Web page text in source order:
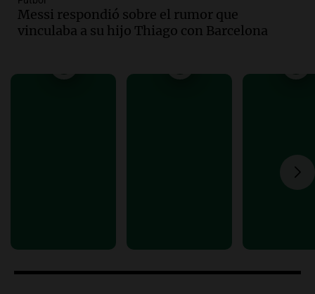
Audio.José Roccuzzo, cortes de carne y
compras de Antonella: bromas en
Episodios
Messi respondió sobre el rumor que
vinculaba a su hijo Thiago con Barcelona